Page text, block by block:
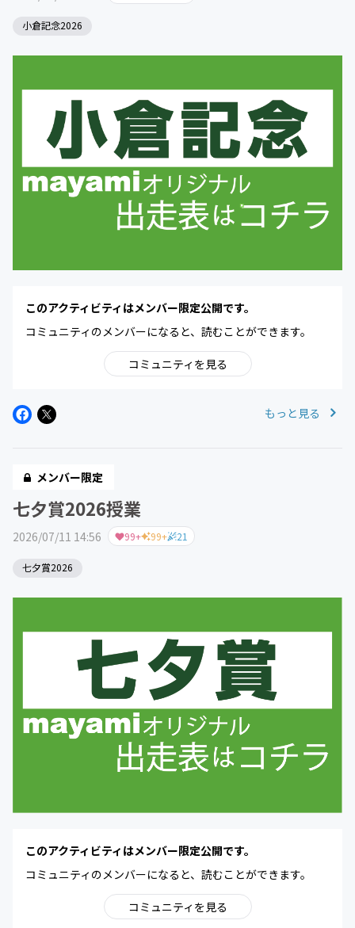
小倉記念2026
このアクティビティはメンバー限定公開です。
コミュニティのメンバーになると、読むことができます。
コミュニティを見る
もっと見る
メンバー限定
七夕賞2026授業
2026/07/11 14:56 99+ 99+ 21
七夕賞2026
このアクティビティはメンバー限定公開です。
コミュニティのメンバーになると、読むことができます。
コミュニティを見る